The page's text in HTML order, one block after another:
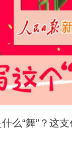
么“舞”？这